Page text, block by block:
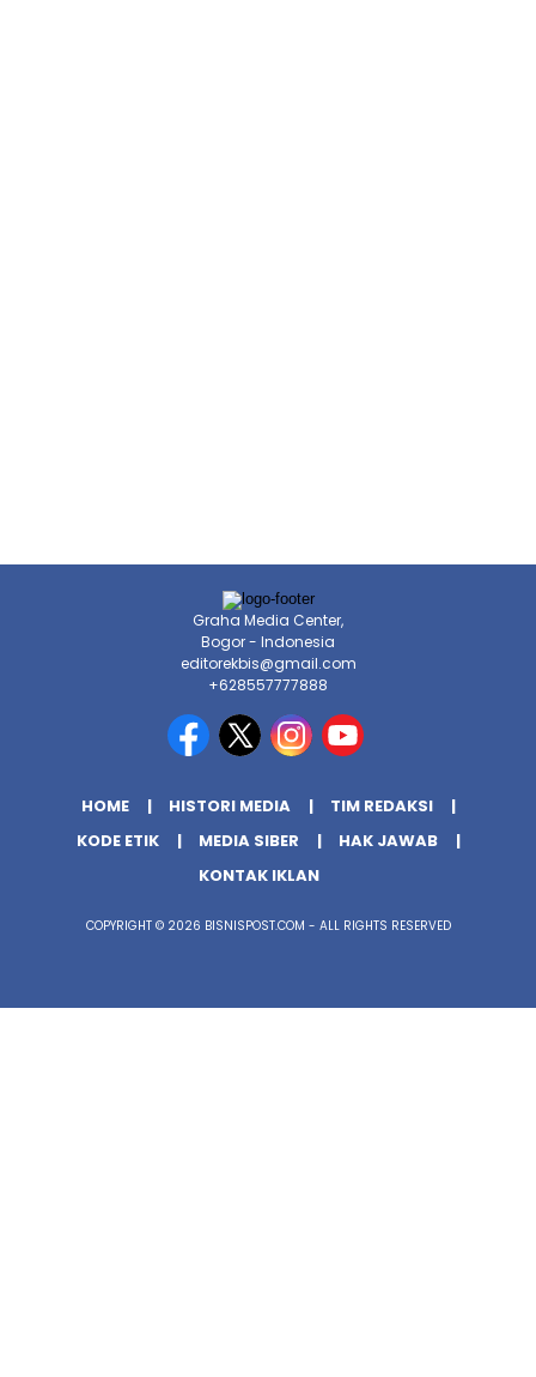
Graha Media Center,
Bogor - Indonesia
editorekbis@gmail.com
+628557777888
HOME HISTORI MEDIA
TIM REDAKSI
KODE ETIK
MEDIA SIBER
HAK JAWAB
KONTAK IKLAN
COPYRIGHT © 2026 BISNISPOST.COM - ALL RIGHTS RESERVED